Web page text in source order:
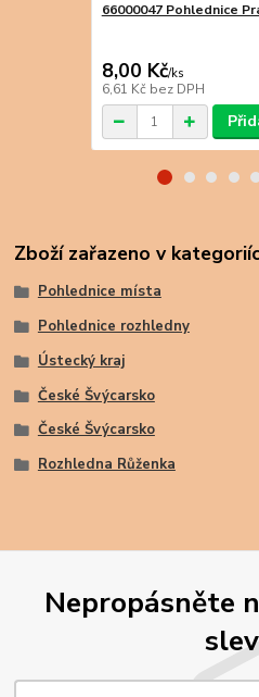
66000047 Pohlednice
8,00 Kč/ks
6,61 Kč bez DPH
Zboží zařazeno v
Pohlednice místa
Pohlednice rozhledny
Ústecký kraj
České Švýcarsko
České Švýcarsko
Rozhledna Růženka
Nepropásněte